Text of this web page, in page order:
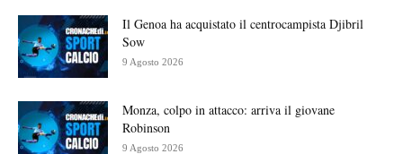
Il Genoa ha acquistato il centrocampista Djibril
Sow
9 Agosto 2026
Monza, colpo in attacco: arriva il giovane
Robinson
9 Agosto 2026